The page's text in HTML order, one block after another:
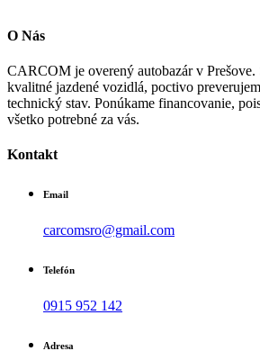
O Nás
CARCOM je overený autobazár v Prešove.
kvalitné jazdené vozidlá, poctivo
technický stav. Ponúkame financovanie,
všetko potrebné za vás.
Kontakt
Email
carcomsro@gmail.com
Telefón
0915 952 142
Adresa